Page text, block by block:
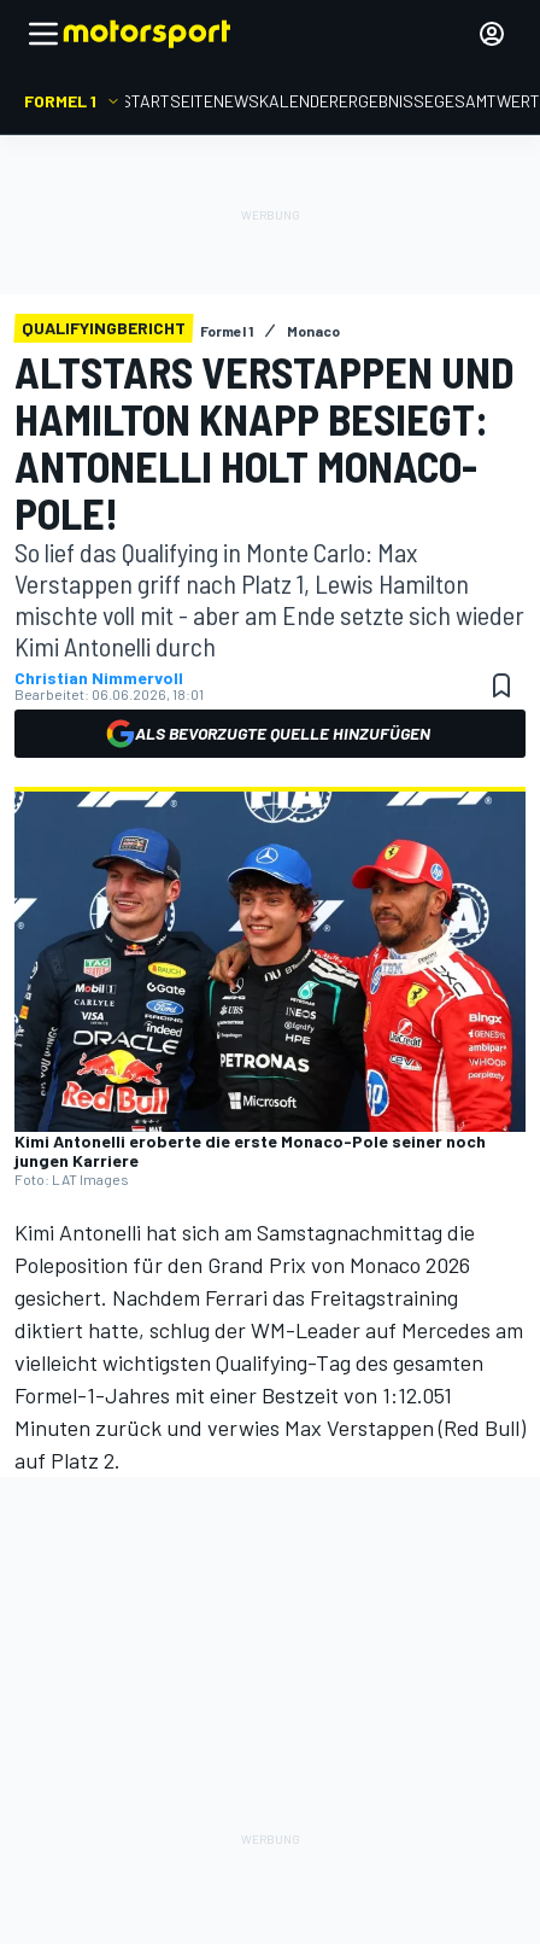
FORMEL 1 STARTSEITENEWSKALENDERERGEBNISSE
QUALIFYINGBERICHT Formel 1 Monaco
ALTSTARS VERSTAPPEN UND
HAMILTON KNAPP BESIEGT:
ANTONELLI HOLT MONACO-
POLE!
So lief das Qualifying in Monte Carlo: Max
Verstappen griff nach Platz 1, Lewis Hamilton
mischte voll mit - aber am Ende setzte sich wieder
Kimi Antonelli durch
Christian Nimmervoll
Bearbeitet: 06.06.2026, 18:01
ALS BEVORZUGTE QUELLE HINZUFÜGEN
Kimi Antonelli eroberte die erste Monaco-Pole seiner noch
jungen Karriere
Foto: LAT Images
Kimi Antonelli hat sich am Samstagnachmittag die
Poleposition für den Grand Prix von Monaco 2026
gesichert. Nachdem Ferrari das Freitagstraining
diktiert hatte, schlug der WM-Leader auf Mercedes am
vielleicht wichtigsten Qualifying-Tag des gesamten
Formel-1-Jahres mit einer Bestzeit von 1:12.051
Minuten zurück und verwies Max Verstappen (Red Bull)
auf Platz 2.